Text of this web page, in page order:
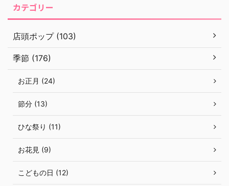
カテゴリー
店頭ポップ (103)
季節 (176)
お正月 (24)
節分 (13)
ひな祭り (11)
お花見 (9)
こどもの日 (12)